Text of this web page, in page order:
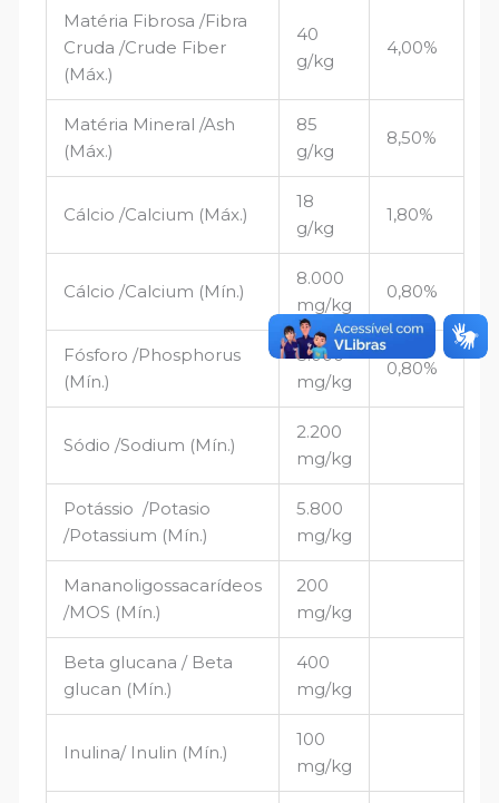
Matéria Fibrosa /Fibra
Cruda /Crude Fiber
(Máx.)
40
g/kg
4,00%
Matéria Mineral /Ash
(Máx.)
85
g/kg
8,50%
Cálcio /Calcium (Máx.)
18
g/kg
1,80%
Cálcio /Calcium (Mín.)
8.000
mg/kg
0,80%
Fósforo /Phosphorus
(Mín.)
8.000
mg/kg
0,80%
Sódio /Sodium (Mín.)
2.200
mg/kg
Potássio /Potasio
/Potassium (Mín.)
5.800
mg/kg
Mananoligossacarídeos
/MOS (Mín.)
200
mg/kg
Beta glucana / Beta
glucan (Mín.)
400
mg/kg
Inulina/ Inulin (Mín.)
100
mg/kg